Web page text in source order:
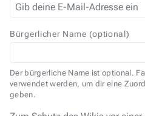
Bürgerlicher Name (optional)
Der bürgerliche Name ist optional.
verwendet werden, um dir eine
geben.